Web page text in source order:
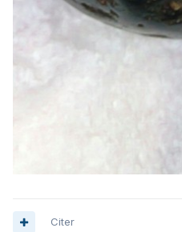
Citer